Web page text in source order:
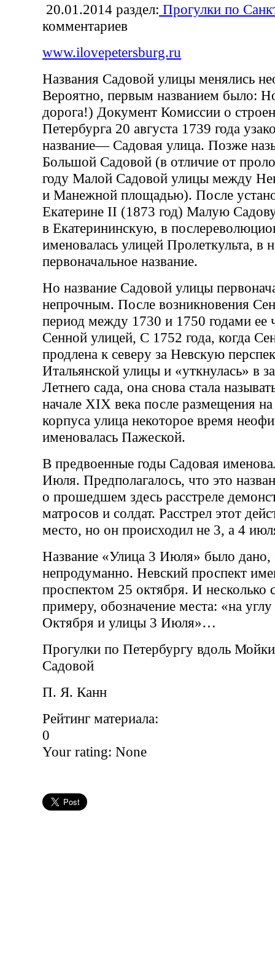
20.01.2014 раздел: Прогулки по
комментариев
www.ilovepetersburg.ru
Названия Садовой улицы менялись
Вероятно, первым названием было:
дорога!) Документ Комиссии о
Петербурга 20 aвгуста 1739 года
название— Садовая улица. Позже
Большой Садовой (в отличие от
году Малой Садовой улицы между
и Манежной площадью). После
Екатерине II (1873 год) Малую
в Екатерининскую, в
именовалась улицей Пролеткульта, в
первоначальное название.
Но название Садовой улицы
непрочным. После возникновения
период между 1730 и 1750 годами ее
Сенной улицей, C 1752 года, когда
продлена к северу за Невскую
Итальянской улицы и «уткнулась» в
Летнего сада, она снова стала
начале XIX века после размещения
корпуса улица некоторое время
именовалась Пажеской.
В предвоенные годы Садовая
Июля. Предполагалось, что это
о прошедшем здесь расстреле
матросов и солдат. Расстрел этот
место, но он происходил не 3, а 4
Название «Улица 3 Июля» было дано,
непродуманно. Невский проспект
проспектом 25 октября. И несколько
примеру, обозначение места: «на
Октября и улицы 3 Июля»…
Прогулки по Петербургу вдоль
Садовой
П. Я. Канн
Рейтинг материала:
0
Your rating: None